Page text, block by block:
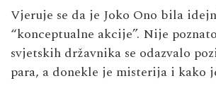
Vjeruje se da je Joko Ono bila
“konceptualne akcije”. Nije
svjetskih državnika se odazvalo
para, a donekle je misterija i kako